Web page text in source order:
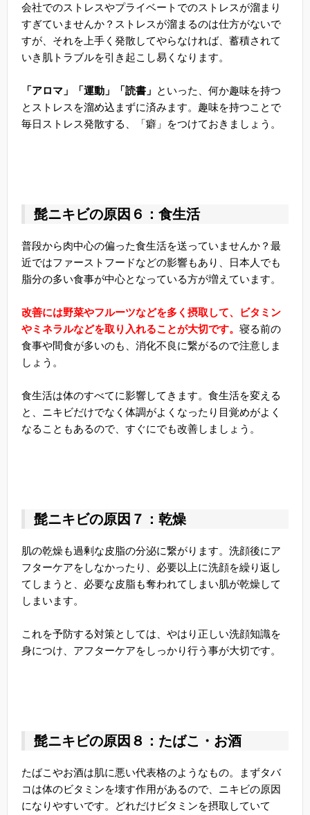
会社でのストレスやプライベートでのストレスが溜まり
すぎていませんか？ストレスが溜まるのは仕方がないで
すが、それを上手く発散してやらなければ、蓄積されて
いき肌トラブルを引き起こし易くなります。
「アロマ」「運動」「読書」 といった、何か趣味を持つ
とストレスを溜め込まずに済みます。趣味を持つことで
毎日ストレス発散する、「癖」をつけておきましょう。
髭ニキビの原因６：食生活
普段から肉中心の偏った食生活を送っていませんか？最
近ではファーストフードなどの影響もあり、日本人でも
脂分の多い食事が中心となっている方が増えています。
改善には野菜やフルーツなどを多く摂取して、ビタミン
やミネラルなどを取り入れることが大切です。 寝る前の
食事や間食が多いのも、消化不良に繋がるので注意しま
しょう。
食生活は体のすべてに影響してきます。食生活を変える
と、ニキビだけでなく体調がよくなったり目覚めがよく
なることもあるので、すぐにでも改善しましょう。
髭ニキビの原因７：乾燥
肌の乾燥も過剰な皮脂の分泌に繋がります。洗顔後にア
フターケアをしなかったり、必要以上に洗顔を繰り返し
てしまうと、必要な皮脂も奪われてしまい肌が乾燥して
しまいます。
これを予防する対策としては、やはり正しい洗顔知識を
身につけ、アフターケアをしっかり行う事が大切です。
髭ニキビの原因８：たばこ・お酒
たばこやお酒は肌に悪い代表格のようなもの。まずタバ
コは体のビタミンを壊す作用があるので、ニキビの原因
になりやすいです。どれだけビタミンを摂取していて